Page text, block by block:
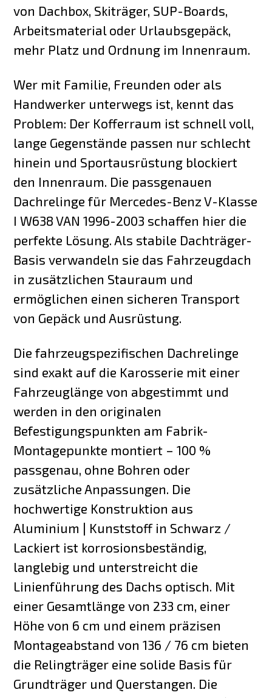
von Dachbox, Skiträger, SUP-Boards,
Arbeitsmaterial oder Urlaubsgepäck,
mehr Platz und Ordnung im Innenraum.
Wer mit Familie, Freunden oder als
Handwerker unterwegs ist, kennt das
Problem: Der Kofferraum ist schnell voll,
lange Gegenstände passen nur schlecht
hinein und Sportausrüstung blockiert
den Innenraum. Die passgenauen
Dachrelinge für Mercedes-Benz V-Klasse
I W638 VAN 1996-2003 schaffen hier die
perfekte Lösung. Als stabile Dachträger-
Basis verwandeln sie das Fahrzeugdach
in zusätzlichen Stauraum und
ermöglichen einen sicheren Transport
von Gepäck und Ausrüstung.
Die fahrzeugspezifischen Dachrelinge
sind exakt auf die Karosserie mit einer
Fahrzeuglänge von abgestimmt und
werden in den originalen
Befestigungspunkten am Fabrik-
Montagepunkte montiert – 100 %
passgenau, ohne Bohren oder
zusätzliche Anpassungen. Die
hochwertige Konstruktion aus
Aluminium | Kunststoff in Schwarz /
Lackiert ist korrosionsbeständig,
langlebig und unterstreicht die
Linienführung des Dachs optisch. Mit
einer Gesamtlänge von 233 cm, einer
Höhe von 6 cm und einem präzisen
Montageabstand von 136 / 76 cm bieten
die Relingträger eine solide Basis für
Grundträger und Querstangen. Die